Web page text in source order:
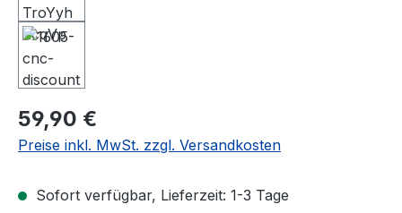
Regulärer Preis:
59,90 €
Preise inkl. MwSt. zzgl. Versandkosten
Sofort verfügbar, Lieferzeit: 1-3 Tage